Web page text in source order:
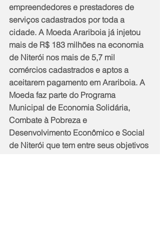
empreendedores e prestadores de
serviços cadastrados por toda a
cidade. A Moeda Arariboia já injetou
mais de R$ 183 milhões na economia
de Niterói nos mais de 5,7 mil
comércios cadastrados e aptos a
aceitarem pagamento em Arariboia. A
Moeda faz parte do Programa
Municipal de Economia Solidária,
Combate à Pobreza e
Desenvolvimento Econômico e Social
de Niterói que tem entre seus objetivos